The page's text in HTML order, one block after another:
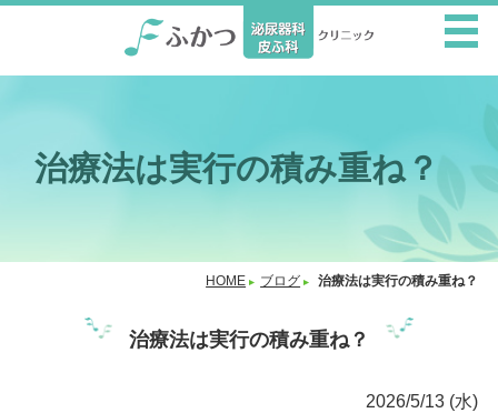
治療法は実行の積み重ね？
HOME ブログ 治療法は実行の積み重ね？
治療法は実行の積み重ね？
2026/5/13 (水)